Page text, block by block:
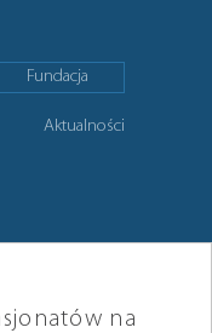
Fundacja
Aktualności
na